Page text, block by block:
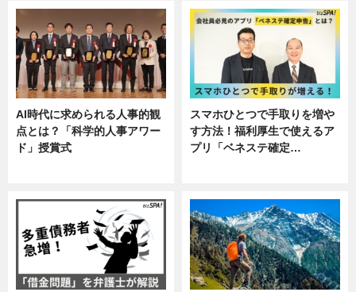
AI時代に求められる人事的観
点とは？「科学的人事アワー
ド」授賞式
スマホひとつで手取りを増や
す方法！福利厚生で使えるア
プリ「ベネステ確定…